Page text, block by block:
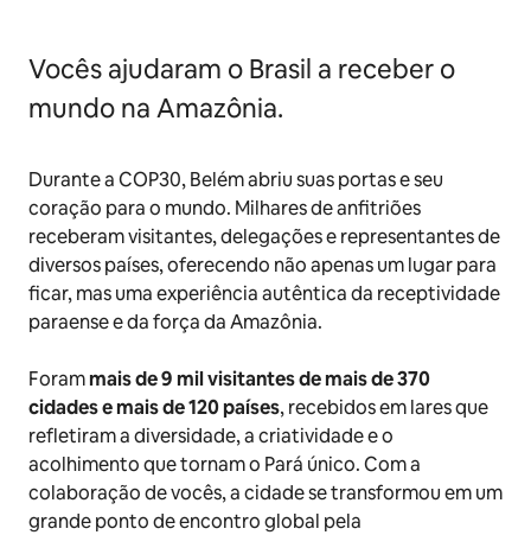
Vocês ajudaram o Brasil a receber o
mundo na Amazônia.
Durante a COP30, Belém abriu suas portas e seu
coração para o mundo. Milhares de anfitriões
receberam visitantes, delegações e representantes de
diversos países, oferecendo não apenas um lugar para
ficar, mas uma experiência autêntica da receptividade
paraense e da força da Amazônia.
Forammais de 9 mil visitantes de mais de 370
cidades e mais de 120 países, recebidos em lares que
refletiram a diversidade, a criatividade e o
acolhimento que tornam o Pará único. Com a
colaboração de vocês, a cidade se transformou em um
grande ponto de encontro global pela